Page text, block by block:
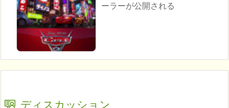
ーラーが公開される
ディスカッション